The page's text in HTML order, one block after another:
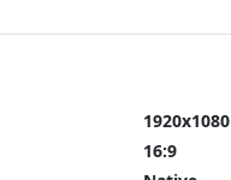
1920x1080
16:9